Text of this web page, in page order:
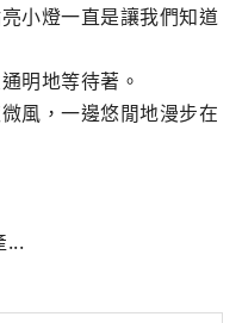
小燈一直是讓我們知道
明地等待著。
風，一邊悠閒地漫步在
...